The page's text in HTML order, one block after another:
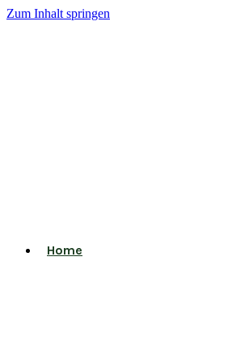
Zum Inhalt springen
Home